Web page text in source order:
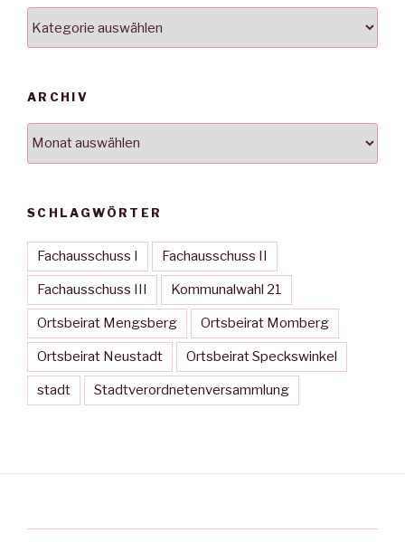
ARCHIV
SCHLAGWÖRTER
Fachausschuss I Fachausschuss II
Fachausschuss III Kommunalwahl 21
Ortsbeirat Mengsberg Ortsbeirat Momberg
Ortsbeirat Neustadt Ortsbeirat Speckswinkel
stadt Stadtverordnetenversammlung